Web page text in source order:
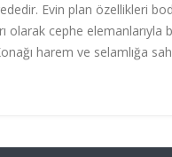
Evin plan özellikleri
olarak cephe elemanlarıyla
harem ve selamlığa